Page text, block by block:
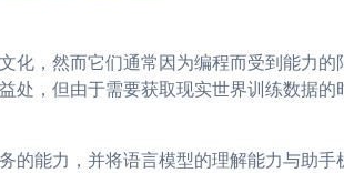
r
a
m
p
p
n
g
e
化，然而它们通常因为编程而受到能力
处，但由于需要获取现实世界训练数据
的能力，并将语言模型的理解能力与助